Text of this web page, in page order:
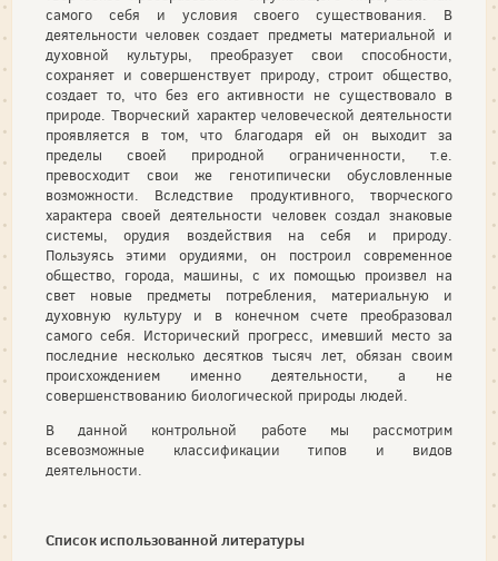
самого себя и условия своего существования. В
деятельности человек создает предметы материальной и
духовной культуры, преобразует свои способности,
сохраняет и совершенствует природу, строит общество,
создает то, что без его активности не существовало в
природе. Творческий характер человеческой деятельности
проявляется в том, что благодаря ей он выходит за
пределы своей природной ограниченности, т.е.
превосходит свои же генотипически обусловленные
возможности. Вследствие продуктивного, творческого
характера своей деятельности человек создал знаковые
системы, орудия воздействия на себя и природу.
Пользуясь этими орудиями, он построил современное
общество, города, машины, с их помощью произвел на
свет новые предметы потребления, материальную и
духовную культуру и в конечном счете преобразовал
самого себя. Исторический прогресс, имевший место за
последние несколько десятков тысяч лет, обязан своим
происхождением именно деятельности, а не
совершенствованию биологической природы людей.
В данной контрольной работе мы рассмотрим
всевозможные классификации типов и видов
деятельности.
Список использованной литературы